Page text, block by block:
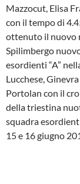
Mazzocut, Elisa
con il tempo di
ottenuto il nuovo
Spilimbergo
esordienti “A”
Lucchese,
Portolan con il
della triestina
squadra
15 e 16 giugno